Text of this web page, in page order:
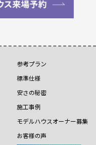
参考プラン
標準仕様
安さの秘密
施工事例
モデルハウスオーナー募集
お客様の声